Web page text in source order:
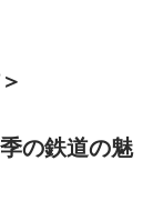
の鉄道の魅